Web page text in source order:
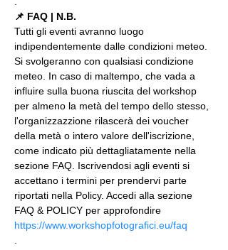
📌 FAQ | N.B.
Tutti gli eventi avranno luogo
indipendentemente dalle condizioni meteo.
Si svolgeranno con qualsiasi condizione
meteo. In caso di maltempo, che vada a
influire sulla buona riuscita del workshop
per almeno la metà del tempo dello stesso,
l'organizzazzione rilascerà dei voucher
della metà o intero valore dell'iscrizione,
come indicato più dettagliatamente nella
sezione FAQ. Iscrivendosi agli eventi si
accettano i termini per prendervi parte
riportati nella Policy. Accedi alla sezione
FAQ & POLICY per approfondire
https://www.workshopfotografici.eu/faq